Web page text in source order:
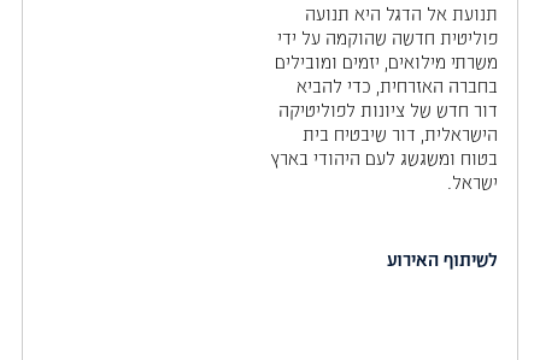
תנועת אל הדגל היא תנועה
פוליטית חדשה שהוקמה על ידי
משרתי מילואים, יזמים ומובילים
בחברה האזרחית, כדי להביא
דור חדש של ציונות לפוליטיקה
הישראלית, דור שיבטיח בית
בטוח ומשגשג לעם היהודי בארץ
ישראל.
לשיתוף האירוע